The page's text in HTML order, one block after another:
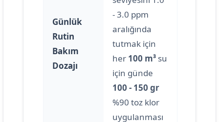
Günlük
Rutin
Bakım
Dozajı
- 3.0 ppm
aralığında
tutmak için
her 100 m³ su
için günde
100 - 150 gr
%90 toz klor
uygulanması